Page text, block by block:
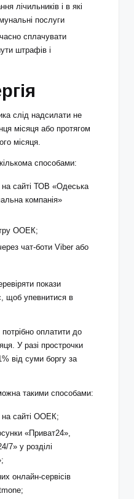
лічильників і в які
послуги
сплачувати
штрафів і
слід надсилати не
місяця або протягом
місяця.
способами:
на сайті ТОВ «Одеська
компанія»
ООЕК;
чат-боти Viber або
покази
щоб упевнитися в
оплатити до
У разі прострочки
від суми боргу за
такими способами:
на сайті ООЕК;
«Приват24»,
7» у розділі
онлайн-сервісів